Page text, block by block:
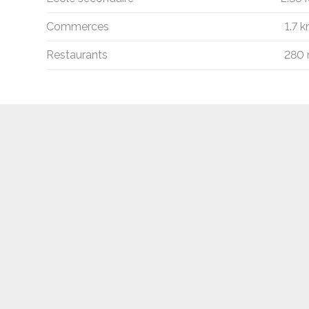
Commerces 1.7
Restaurants 280